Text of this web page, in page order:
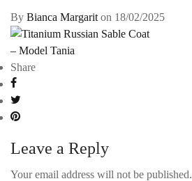
By Bianca Margarit on 18/02/2025
Share
Leave a Reply
Your email address will not be published.